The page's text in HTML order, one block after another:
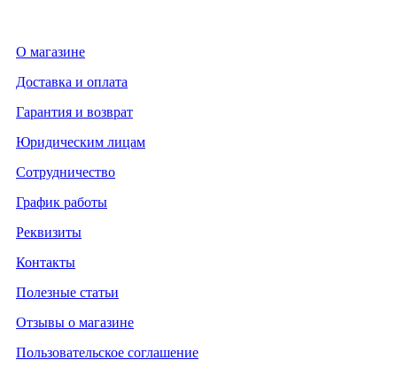
О магазине
Доставка и оплата
Гарантия и возврат
Юридическим лицам
Сотрудничество
График работы
Реквизиты
Контакты
Полезные статьи
Отзывы о магазине
Пользовательское соглашение